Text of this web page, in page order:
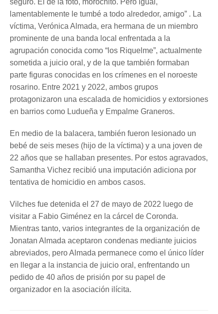
seguro. El de la foto, morochito. Pero igual,
lamentablemente le tumbé a todo alrededor, amigo” . La
víctima, Verónica Almada, era hermana de un miembro
prominente de una banda local enfrentada a la
agrupación conocida como “los Riquelme”, actualmente
sometida a juicio oral, y de la que también formaban
parte figuras conocidas en los crímenes en el noroeste
rosarino. Entre 2021 y 2022, ambos grupos
protagonizaron una escalada de homicidios y extorsiones
en barrios como Ludueña y Empalme Graneros.
En medio de la balacera, también fueron lesionado un
bebé de seis meses (hijo de la víctima) y a una joven de
22 años que se hallaban presentes. Por estos agravados,
Samantha Vichez recibió una imputación adiciona por
tentativa de homicidio en ambos casos.
Vilches fue detenida el 27 de mayo de 2022 luego de
visitar a Fabio Giménez en la cárcel de Coronda.
Mientras tanto, varios integrantes de la organización de
Jonatan Almada aceptaron condenas mediante juicios
abreviados, pero Almada permanece como el único líder
en llegar a la instancia de juicio oral, enfrentando un
pedido de 40 años de prisión por su papel de
organizador en la asociación ilícita.